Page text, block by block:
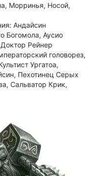
Морринья, Носой,
Андайсин
Богомола, Аусио
Рейнер
головорез,
Ургатоа,
Пехотинец Серых
Сальватор Крик,